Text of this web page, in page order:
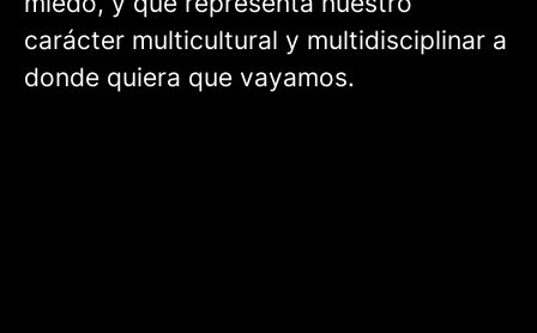
carácter multicultural y multidisciplinar a
donde quiera que vayamos.